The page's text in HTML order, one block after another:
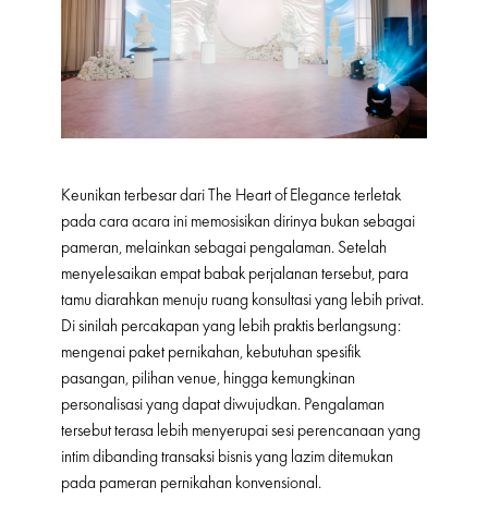
Keunikan terbesar dari The Heart of Elegance terletak
pada cara acara ini memosisikan dirinya bukan sebagai
pameran, melainkan sebagai pengalaman. Setelah
menyelesaikan empat babak perjalanan tersebut, para
tamu diarahkan menuju ruang konsultasi yang lebih privat.
Di sinilah percakapan yang lebih praktis berlangsung:
mengenai paket pernikahan, kebutuhan spesifik
pasangan, pilihan venue, hingga kemungkinan
personalisasi yang dapat diwujudkan. Pengalaman
tersebut terasa lebih menyerupai sesi perencanaan yang
intim dibanding transaksi bisnis yang lazim ditemukan
pada pameran pernikahan konvensional.